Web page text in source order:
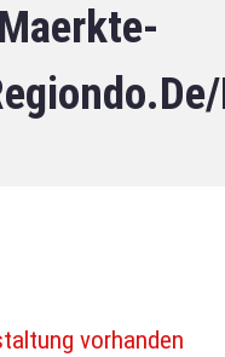
vorhanden